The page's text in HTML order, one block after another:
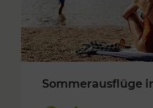
Sommerausflüge